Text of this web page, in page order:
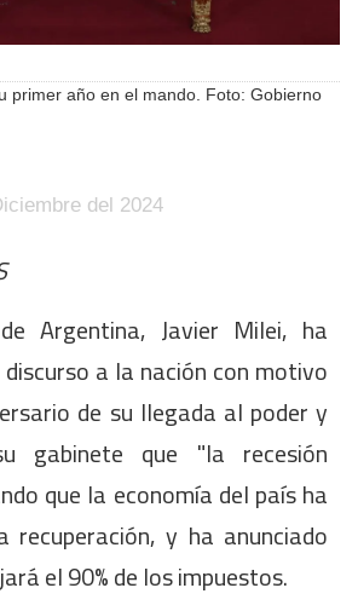
primer año en el mando. Foto: Gobierno
del 2024
Argentina, Javier Milei, ha
a la nación con motivo
de su llegada al poder y
gabinete que "la recesión
que la economía del país ha
recuperación, y ha anunciado
el 90% de los impuestos.